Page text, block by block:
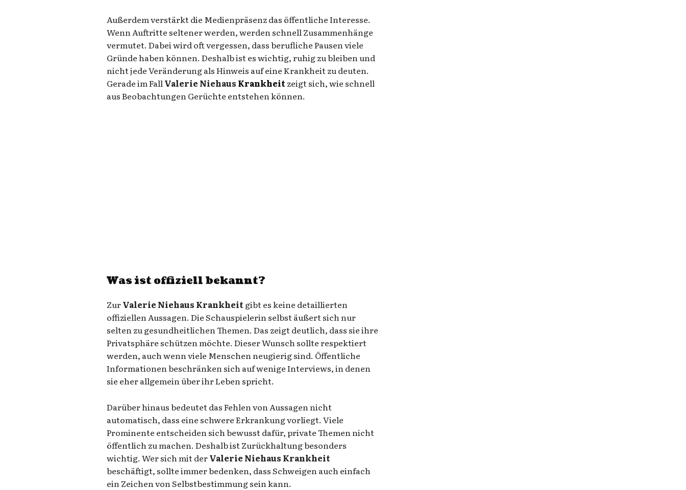
Außerdem verstärkt die Medienpräsenz das öffentliche Interesse.
Wenn Auftritte seltener werden, werden schnell Zusammenhänge
vermutet. Dabei wird oft vergessen, dass berufliche Pausen viele
Gründe haben können. Deshalb ist es wichtig, ruhig zu bleiben und
nicht jede Veränderung als Hinweis auf eine Krankheit zu deuten.
Gerade im FallValerie Niehaus Krankheitzeigt sich, wie schnell
aus Beobachtungen Gerüchte entstehen können.
Was ist offiziell bekannt?
ZurValerie Niehaus Krankheitgibt es keine detaillierten
offiziellen Aussagen. Die Schauspielerin selbst äußert sich nur
selten zu gesundheitlichen Themen. Das zeigt deutlich, dass sie ihre
Privatsphäre schützen möchte. Dieser Wunsch sollte respektiert
werden, auch wenn viele Menschen neugierig sind. Öffentliche
Informationen beschränken sich auf wenige Interviews, in denen
sie eher allgemein über ihr Leben spricht.
Darüber hinaus bedeutet das Fehlen von Aussagen nicht
automatisch, dass eine schwere Erkrankung vorliegt. Viele
Prominente entscheiden sich bewusst dafür, private Themen nicht
öffentlich zu machen. Deshalb ist Zurückhaltung besonders
wichtig. Wer sich mit derValerie Niehaus Krankheit
beschäftigt, sollte immer bedenken, dass Schweigen auch einfach
ein Zeichen von Selbstbestimmung sein kann.